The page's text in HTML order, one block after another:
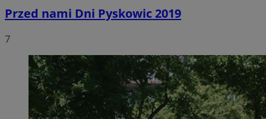
Przed nami Dni Pyskowic 2019
7